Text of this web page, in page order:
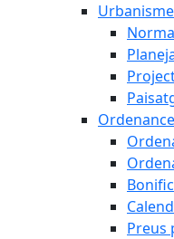
Urbanisme
Preus